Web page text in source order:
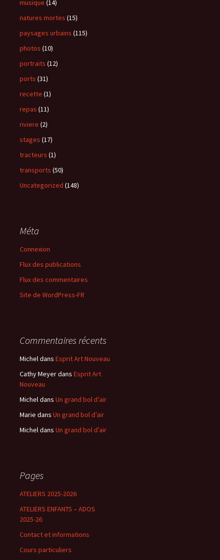
musique (14)
natures mortes (15)
paysages urbains (115)
photos (10)
portraits (12)
ports (31)
recette (1)
repas (11)
riviere (2)
stages (17)
tracteurs (1)
transports (50)
Uncategorized (148)
Méta
Connexion
Flux des publications
Flux des commentaires
Site de WordPress-FR
Commentaires récents
Micheldans Esprit Art Nouveau
Cathy Meyerdans Esprit Art
Nouveau
Micheldans Un grand bol d’air
Marie dans Un grand bol d’air
Micheldans Un grand bol d’air
Pages
ATELIERS 2025-2026
ATELIERS ENFANTS – ADOS
2025-26
Contact et informations
Cours particuliers